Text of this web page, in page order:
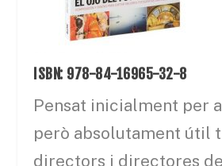
ISBN: 978-84-16965-32-8
Pensat inicialment per
però absolutament útil
directors i directores